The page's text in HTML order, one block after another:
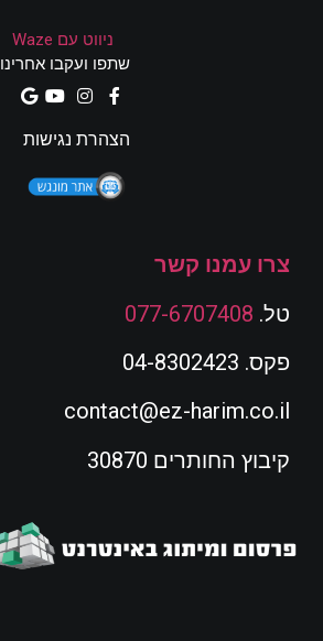
ניווט עם Waze
שתפו ועקבו אחרינו
הצהרת נגישות
צרו עמנו קשר
טל. 077-6707408
פקס. 04-8302423
contact@ez-harim.co.il
קיבוץ החותרים 30870